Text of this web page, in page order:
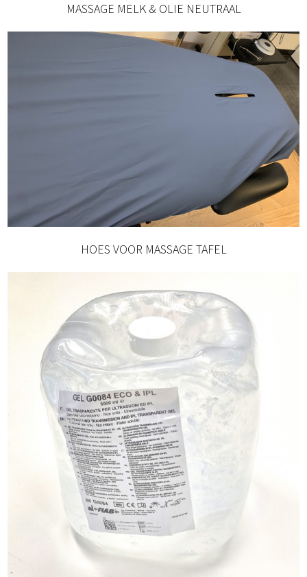
MASSAGE MELK & OLIE NEUTRAAL
HOES VOOR MASSAGE TAFEL